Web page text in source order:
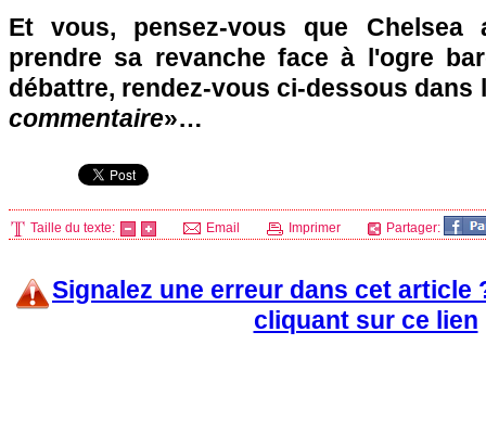
Et vous, pensez-vous que
prendre sa revanche face à l'ogre
débattre, rendez-vous ci-dessous dans
commentaire»…
Taille du texte: Email Imprimer Partager:
Signalez une erreur dans cet article
cliquant sur ce lien